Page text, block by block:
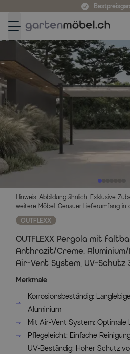
Hinweis: Abbildung ähnlich. Exklusive
weitere Möbel. Genauer Lieferumfang in
OUTFLEXX
OUTFLEXX Pergola mit
Anthrazit/Creme, Aluminium/
Air-Vent System, UV-Schutz
Merkmale
Korrosionsbeständig:
Aluminium
Mit Air-Vent System:
Pflegeleicht: Einfache
UV-Beständig: Hoher Schutz